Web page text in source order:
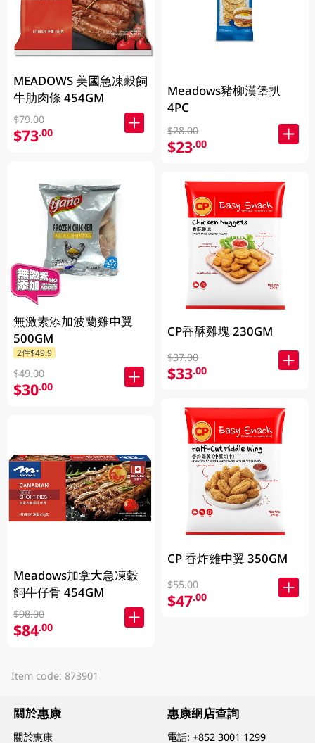
MEADOWS 美國急凍穀飼
牛肋肉條 454GM
$79.00
$73.00
無激素添加波蘭雞中翼
500GM
2件$49.9
$49.00
$30.00
Meadows加拿大急凍穀
飼牛仔骨 454GM
$98.00
$84.00
Meadows豬柳漢堡扒
4PC
$28.00
$23.00
CP香酥雞塊 230GM
$37.00
$33.00
CP 香炸雞中翼 350GM
$55.00
$47.00
Item code: 873901
關於惠康
關於惠康
惠康網店查詢
電話:+852 3001 1299